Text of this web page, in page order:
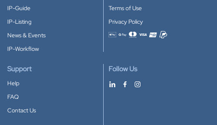
IP-Guide
IP-Listing
News & Events
IP-Workflow
Terms of Use
Privacy Policy
Accepted payment methods
Support
Help
FAQ
Contact Us
Follow Us